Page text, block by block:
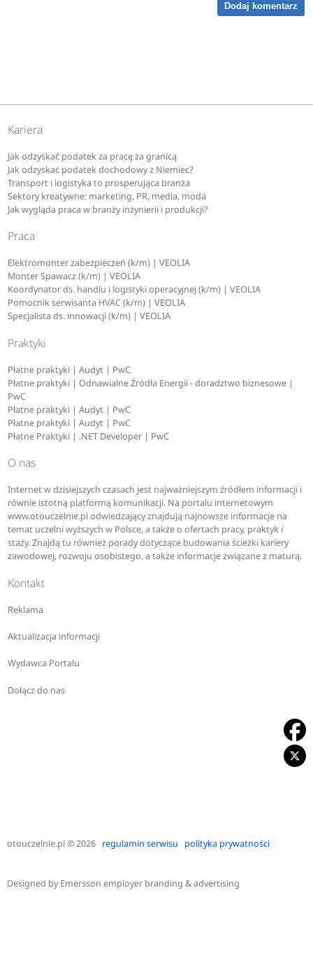
Dodaj komentarz
Kariera
Jak odzyskać podatek za pracę za granicą
Jak odzyskać podatek dochodowy z Niemiec?
Transport i logistyka to prosperująca branża
Sektory kreatywne: marketing, PR, media, moda
Jak wygląda praca w branży inżynierii i produkcji?
Praca
Elektromonter zabezpieczeń (k/m) | VEOLIA
Monter Spawacz (k/m) | VEOLIA
Koordynator ds. handlu i logistyki operacyjnej (k/m) | VEOLIA
Pomocnik serwisanta HVAC (k/m) | VEOLIA
Specjalista ds. innowacji (k/m) | VEOLIA
Praktyki
Płatne praktyki | Audyt | PwC
Płatne praktyki | Odnawialne Źródła Energii - doradztwo biznesowe |
PwC
Płatne praktyki | Audyt | PwC
Płatne praktyki | Audyt | PwC
Płatne Praktyki | .NET Developer | PwC
O nas
Internet w dzisiejszych czasach jest najważniejszym źródłem informacji i
równie istotną platformą komunikacji. Na portalu internetowym
www.otouczelnie.pl odwiedzający znajdują najnowsze informacje na
temat uczelni wyższych w Polsce, a także o ofertach pracy, praktyk i
staży. Znajdą tu również porady dotyczące budowania ścieżki kariery
zawodowej, rozwoju osobistego, a także informacje związane z maturą.
Kontakt
Reklama
Aktualizacja informacji
Wydawca Portalu
Dołącz do nas
otouczelnie.pl© 2026 regulamin serwisu polityka prywatności
Designed byEmersson employer branding & advertising